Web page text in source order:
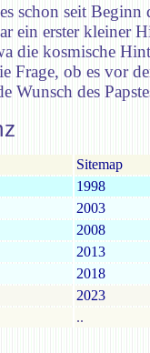
schon seit
ein erster kleiner
die kosmische
Frage, ob es vor
Wunsch des
Sitemap
1998
2003
2008
2013
2018
2023
..